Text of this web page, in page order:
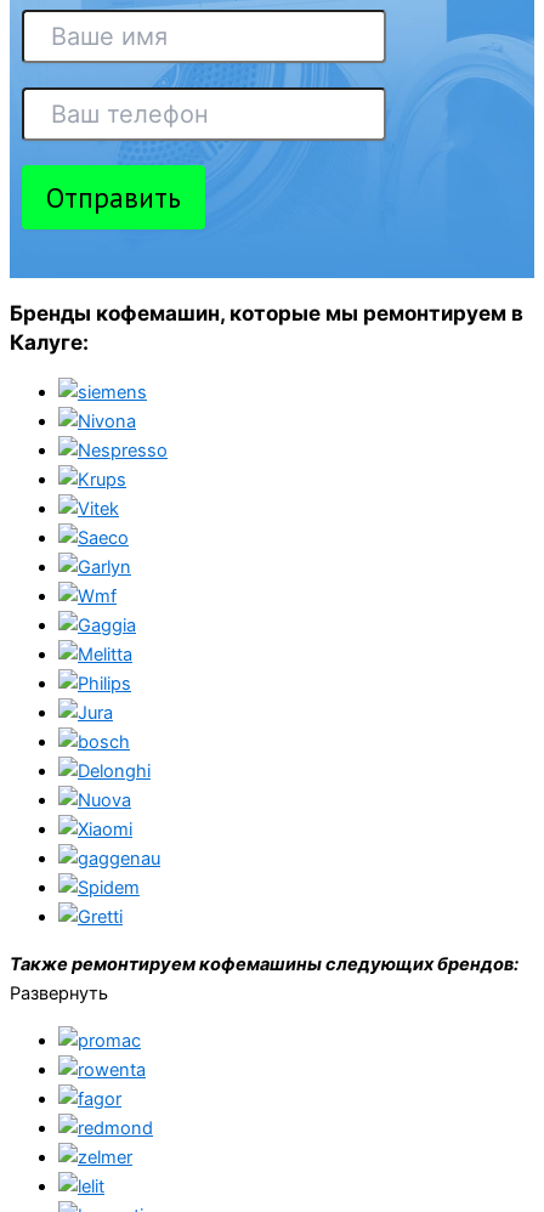
Отправить
Бренды кофемашин, которые мы ремонтируем в
Калуге:
Также ремонтируем кофемашины следующих брендов:
Развернуть